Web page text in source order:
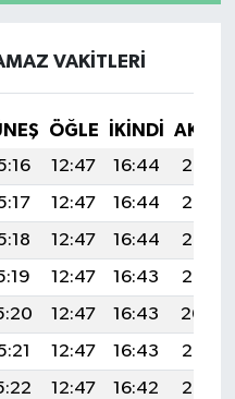
VAKITLERI
ÖĞLE İKINDI
12:47 16:44
20:08
12:47 16:44
20:07
12:47 16:44
20:06
12:47 16:43
20:05
12:47 16:43
20:04
12:47 16:43
20:03
12:47 16:42
20:02